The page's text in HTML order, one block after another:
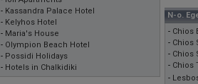
- Kassandra Palace Hotel
- Kelyhos Hotel
- Maria's House
- Olympion Beach Hotel
- Possidi Holidays
- Hotels in Chalkidiki
N-o.
- Chios
- Chios
- Chios
- Chios
-